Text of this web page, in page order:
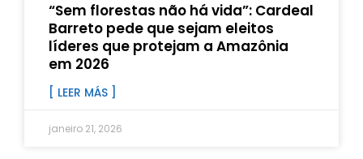
“Sem florestas não há vida”: Cardeal
Barreto pede que sejam eleitos
líderes que protejam a Amazônia
em 2026
[ LEER MÁS ]
janeiro 21, 2026